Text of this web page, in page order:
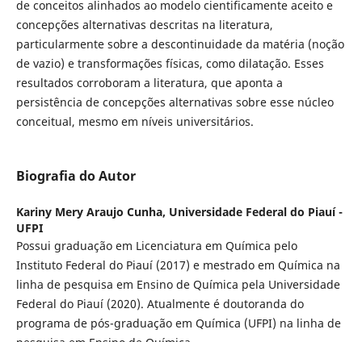
de conceitos alinhados ao modelo cientificamente aceito e
concepções alternativas descritas na literatura,
particularmente sobre a descontinuidade da matéria (noção
de vazio) e transformações físicas, como dilatação. Esses
resultados corroboram a literatura, que aponta a
persistência de concepções alternativas sobre esse núcleo
conceitual, mesmo em níveis universitários.
Biografia do Autor
Kariny Mery Araujo Cunha, Universidade Federal do Piauí -
UFPI
Possui graduação em Licenciatura em Química pelo
Instituto Federal do Piauí (2017) e mestrado em Química na
linha de pesquisa em Ensino de Química pela Universidade
Federal do Piauí (2020). Atualmente é doutoranda do
programa de pós-graduação em Química (UFPI) na linha de